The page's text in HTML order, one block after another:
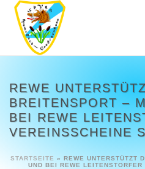
REWE
BREITENSPORT –
BEI REWE
VEREINSSCHEINE
STARTSEITE » REWE UNTERSTÜTZT
UND BEI REWE